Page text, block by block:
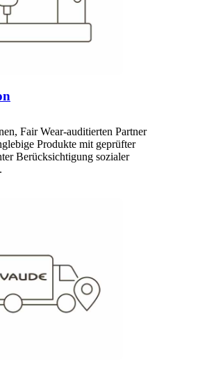
Fair Wear-auditierten Partner
Produkte mit geprüfter
Berücksichtigung sozialer
.